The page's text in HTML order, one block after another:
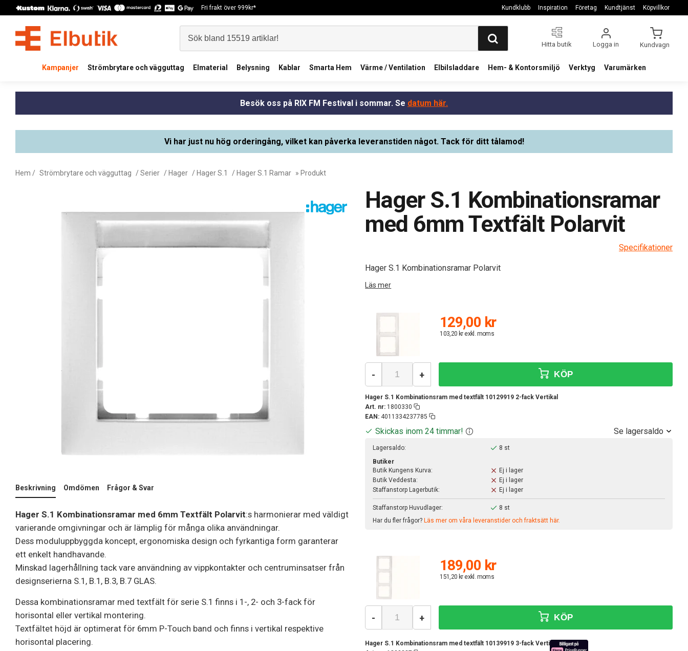
Fri frakt över 999kr* Kundklubb Inspiration Företag Kundtjänst Köpvillkor
Hitta butik Logga in Kundvagn
Kampanjer Strömbrytare och vägguttag Elmaterial Belysning Kablar Smarta Hem Värme / Ventilation Elbilsladdare Hem- & Kontorsmiljö Verktyg Varumärken
Besök oss på RIX FM Festival i sommar. Se datum här.
Vi har just nu hög orderingång, vilket kan påverka leveranstiden något. Tack för ditt tålamod!
Hem / Strömbrytare och vägguttag /Serier / Hager / Hager S.1 / Hager S.1 Ramar » Produkt
Beskrivning Omdömen Frågor & Svar
Hager S.1 Kombinationsramar med 6mm Textfält Polarvit:s harmonierar med väldigt
varierande omgivningar och är lämplig för många olika användningar.
Dess moduluppbyggda koncept, ergonomiska design och fyrkantiga form garanterar
ett enkelt handhavande.
Minskad lagerhållning tack vare användning av vippkontakter och centruminsatser från
designserierna S.1, B.1, B.3, B.7 GLAS.
Dessa kombinationsramar med textfält för serie S.1 finns i 1-, 2- och 3-fack för
horisontal eller vertikal montering.
Textfältet höjd är optimerat för 6mm P-Touch band och finns i vertikal respektive
horisontal placering.
Hager S.1 Kombinationsramar
med 6mm Textfält Polarvit
Specifikationer
Hager S.1 Kombinationsramar Polarvit
Läs mer
129,00 kr
103,20 kr exkl. moms
Hager S.1 Kombinationsram med textfält 10129919 2-fack Vertikal
Art. nr: 1800330
EAN: 4011334237785
- + KÖP
Skickas inom 24 timmar! Se lagersaldo
Lagersaldo:
8 st
Butiker
Butik Kungens Kurva:
Ej i lager
Butik Veddesta:
Ej i lager
Staffanstorp Lagerbutik:
Ej i lager
Staffanstorp Huvudlager:
8 st
Har du fler frågor? Läs mer om våra leveranstider och fraktsätt här.
189,00 kr
151,20 kr exkl. moms
Hager S.1 Kombinationsram med textfält 10139919 3-fack Vertikal
- + KÖP